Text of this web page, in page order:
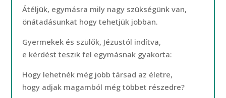
Átéljük, egymásra mily nagy szükségünk van,
önátadásunkat hogy tehetjük jobban.
Gyermekek és szülők, Jézustól indítva,
e kérdést teszik fel egymásnak gyakorta:
Hogy lehetnék még jobb társad az életre,
hogy adjak magamból még többet részedre?